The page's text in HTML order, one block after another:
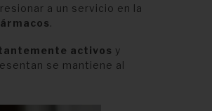
a un servicio en la
.
activos y
se mantiene al